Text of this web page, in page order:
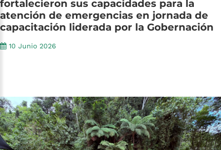
fortalecieron sus capacidades para la
atención de emergencias en jornada de
capacitación liderada por la Gobernación
10 Junio 2026